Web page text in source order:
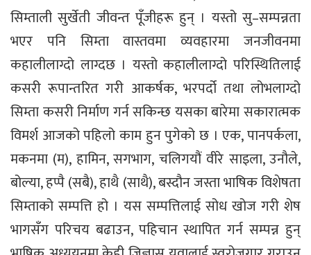
सिम्ताली सुर्खेती जीवन्त पूँजीहरू हुन् । यस्तो सु–सम्पन्नता
भएर पनि सिम्ता वास्तवमा व्यवहारमा जनजीवनमा
कहालीलाग्दो लाग्दछ । यस्तो कहालीलाग्दो परिस्थितिलाई
कसरी रूपान्तरित गरी आकर्षक, भरपर्दो तथा लोभलाग्दो
सिम्ता कसरी निर्माण गर्न सकिन्छ यसका बारेमा सकारात्मक
विमर्श आजको पहिलो काम हुन पुगेको छ । एक, पानपर्कला,
मकनमा (म), हामिन, सगभाग, चलिगयौं वीरे साइला, उनौले,
बोल्या, हप्पै (सबै), हाथै (साथै), बस्दौन जस्ता भाषिक विशेषता
सिम्ताको सम्पत्ति हो । यस सम्पत्तिलाई सोध खोज गरी शेष
भागसँग परिचय बढाउन, पहिचान स्थापित गर्न सम्पन्न हुन्